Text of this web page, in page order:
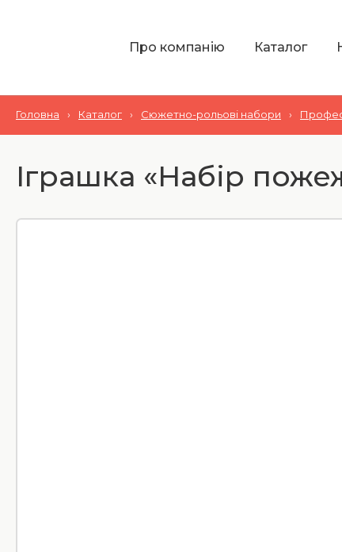
Про компанію Каталог
Головна › Каталог › Сюжетно-рольові набори ›
Іграшка «Набір